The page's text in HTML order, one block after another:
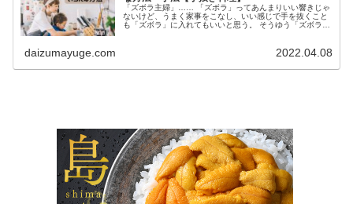
「ズボラ主婦」…… 「ズボラ」ってあんまりいい響きじゃ
ないけど、うまく家事をこなし、いい感じで手を抜くこと
も「ズボラ」に入れてもいいと思う。 そうゆう「ズボラ主
daizumayuge.com 2022.04.08